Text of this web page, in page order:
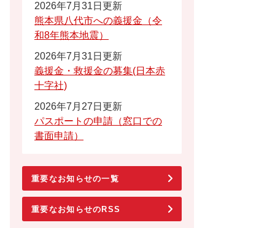
2026年7月31日更新
熊本県八代市への義援金（令
和8年熊本地震）
2026年7月31日更新
義援金・救援金の募集(日本赤
十字社)
2026年7月27日更新
パスポートの申請（窓口での
書面申請）
重要なお知らせの一覧
重要なお知らせのRSS